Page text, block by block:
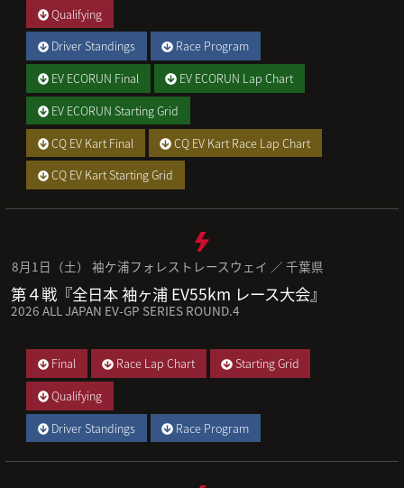
Qualifying
Driver Standings
Race Program
EV ECORUN Final
EV ECORUN Lap Chart
EV ECORUN Starting Grid
CQ EV Kart Final
CQ EV Kart Race Lap Chart
CQ EV Kart Starting Grid
8月1日（土） 袖ケ浦フォレストレースウェイ ／ 千葉県
第４戦『全日本 袖ヶ浦 EV55km レース大会』
2026 ALL JAPAN EV-GP SERIES ROUND.4
Final Race Lap Chart
Starting Grid
Qualifying
Driver Standings
Race Program